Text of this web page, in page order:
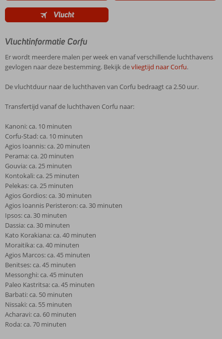
Vlucht
Vluchtinformatie Corfu
Er wordt meerdere malen per week en vanaf verschillende luchthavens
gevlogen naar deze bestemming. Bekijk devliegtijd naar Corfu.
De vluchtduur naar de luchthaven van Corfu bedraagt ca 2.50 uur.
Transfertijd vanaf de luchthaven Corfu naar:
Kanoni: ca. 10 minuten
Corfu-Stad: ca. 10 minuten
Agios Ioannis: ca. 20 minuten
Perama: ca. 20 minuten
Gouvia: ca. 25 minuten
Kontokali: ca. 25 minuten
Pelekas: ca. 25 minuten
Agios Gordios: ca. 30 minuten
Agios Ioannis Peristeron: ca. 30 minuten
Ipsos: ca. 30 minuten
Dassia: ca. 30 minuten
Kato Korakiana: ca. 40 minuten
Moraitika: ca. 40 minuten
Agios Marcos: ca. 45 minuten
Benitses: ca. 45 minuten
Messonghi: ca. 45 minuten
Paleo Kastritsa: ca. 45 minuten
Barbati: ca. 50 minuten
Nissaki: ca. 55 minuten
Acharavi: ca. 60 minuten
Roda: ca. 70 minuten